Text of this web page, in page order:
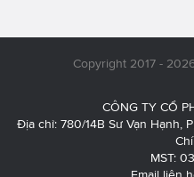
Copyright 2017 -
CÔNG TY CỔ
Địa chỉ: 780/14B Sư Vạn Hạnh,
MST: